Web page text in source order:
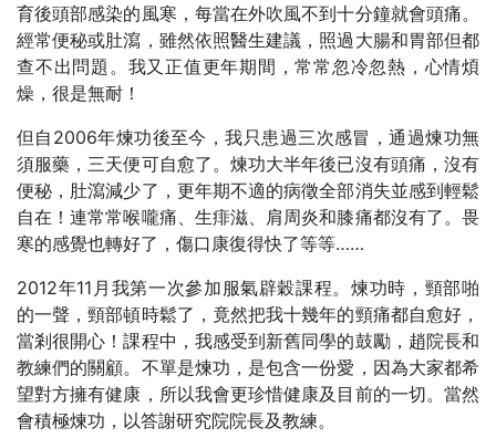
育後頭部感染的風寒，每當在外吹風不到十分鐘就會頭痛。
經常便秘或肚瀉，雖然依照醫生建議，照過大腸和胃部但都
查不出問題。我又正值更年期間，常常忽冷忽熱，心情煩
燥，很是無耐！
但自2006年煉功後至今，我只患過三次感冒，通過煉功無
須服藥，三天便可自愈了。煉功大半年後已沒有頭痛，沒有
便秘，肚瀉減少了，更年期不適的病徵全部消失並感到輕鬆
自在！連常常喉嚨痛、生痱滋、肩周炎和膝痛都沒有了。畏
寒的感覺也轉好了，傷口康復得快了等等……
2012年11月我第一次參加服氣辟穀課程。煉功時，頸部啪
的一聲，頸部頓時鬆了，竟然把我十幾年的頸痛都自愈好，
當剎很開心！課程中，我感受到新舊同學的鼓勵，趙院長和
教練們的關顧。不單是煉功，是包含一份愛，因為大家都希
望對方擁有健康，所以我會更珍惜健康及目前的一切。當然
會積極煉功，以答謝研究院院長及教練。